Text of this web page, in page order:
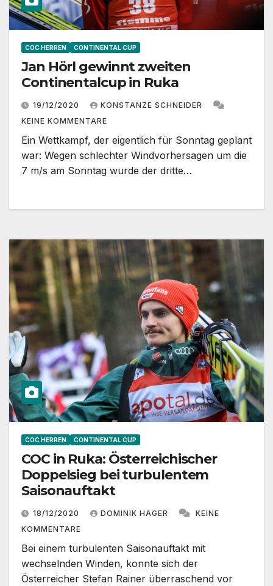
COC HERREN CONTINENTAL CUP
Jan Hörl gewinnt zweiten
Continentalcup in Ruka
19/12/2020
KONSTANZE SCHNEIDER
KEINE KOMMENTARE
Ein Wettkampf, der eigentlich für Sonntag geplant
war: Wegen schlechter Windvorhersagen um die
7 m/s am Sonntag wurde der dritte…
COC HERREN CONTINENTAL CUP
COC in Ruka: Österreichischer
Doppelsieg bei turbulentem
Saisonauftakt
18/12/2020 DOMINIK HAGER
KEINE
KOMMENTARE
Bei einem turbulenten Saisonauftakt mit
wechselnden Winden, konnte sich der
Österreicher Stefan Rainer überraschend vor